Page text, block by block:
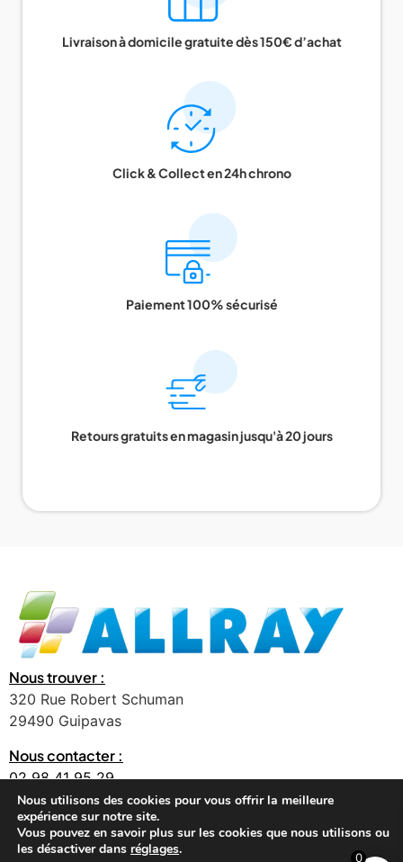
Livraison à domicile gratuite dès 150€ d’achat
Click & Collect en 24h chrono
Paiement 100% sécurisé
Retours gratuits en magasin jusqu'à 20 jours
Nous trouver :
320 Rue Robert Schuman
29490 Guipavas
Nous contacter :
02 98 41 95 29
contact@allray.bzh
Nous utilisons des cookies pour vous offrir la meilleure
expérience sur notre site.
Vous pouvez en savoir plus sur les cookies que nous utilisons ou
les désactiver dans réglages. 0